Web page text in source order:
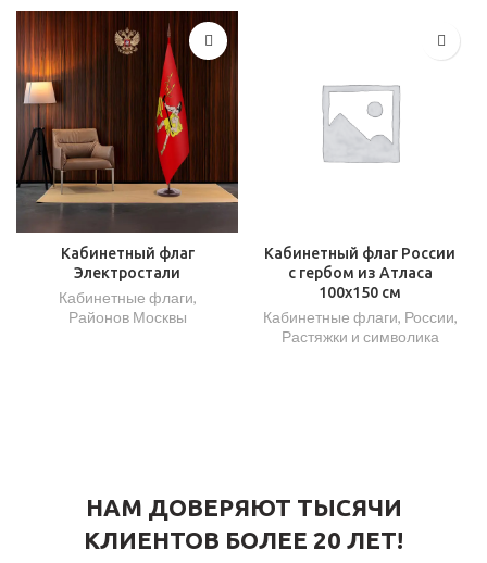
Кабинетный флаг
Электростали
Кабинетные флаги,
Районов Москвы
Кабинетный флаг России
с гербом из Атласа
100х150 см
Кабинетные флаги, России,
Растяжки и символика
НАМ ДОВЕРЯЮТ ТЫСЯЧИ
КЛИЕНТОВ БОЛЕЕ 20 ЛЕТ!